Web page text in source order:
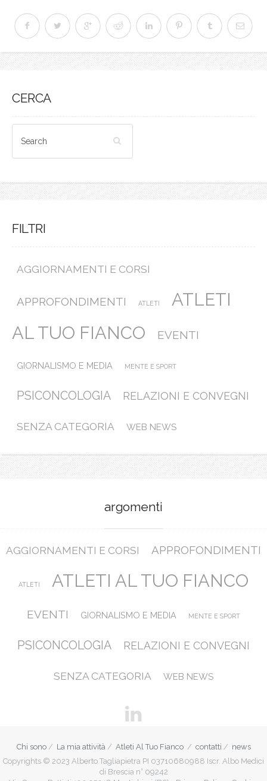
CERCA
FILTRI
AGGIORNAMENTI E CORSI
APPROFONDIMENTI ATLETI
ATLETI
AL TUO FIANCO
EVENTI
GIORNALISMO E MEDIA MENTE E SPORT
PSICONCOLOGIA RELAZIONI E CONVEGNI
SENZA CATEGORIA WEB NEWS
argomenti
AGGIORNAMENTI E CORSI APPROFONDIMENTI
ATLETI ATLETI AL TUO FIANCO
EVENTI GIORNALISMO E MEDIA MENTE E SPORT
PSICONCOLOGIA RELAZIONI E CONVEGNI
SENZA CATEGORIA WEB NEWS
Chi sono La mia attività Atleti Al Tuo Fianco contatti
news
Copyrights © 2023 Alberto Tagliapietra PI 03710680988 Iscr. Albo Medici
di Brescia n° 09242